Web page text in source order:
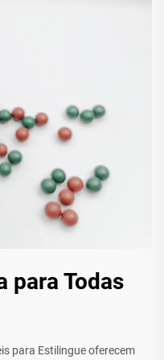
para Todas
para Estilingue oferecem